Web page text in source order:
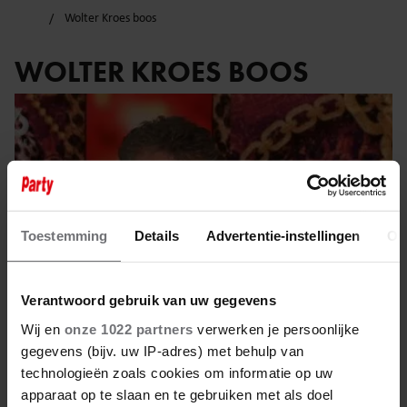
Toestemming Details Advertentie-instellingen
Verantwoord gebruik van uw gegevens
Wij en onze 1022 partners verwerken je persoonlijke
gegevens (bijv. uw IP-adres) met behulp van
technologieën zoals cookies om informatie op uw
apparaat op te slaan en te gebruiken met als doel
Wolter Kroes boos
WOLTER KROES BOOS
8 december 2025